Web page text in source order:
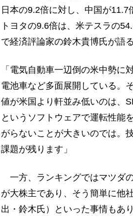
日本の9.2倍に対し、中国が
トヨタの9.6倍は、米テスラの
で経済評論家の鈴木貴博氏が語
「電気自動車一辺倒の米中勢
電池車など多面展開している。
値が米国より軒並み低いのは、
というソフトウェアで運転性能
がらないことが大きいのでは。
課題が残ります」
一方、ランキングではマツダ
が大株主であり、そう簡単に他
出・鈴木氏）といった事情もあ